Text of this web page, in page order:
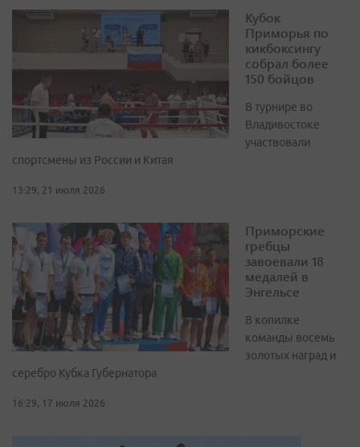
Кубок
Приморья по
кикбоксингу
собрал более
150 бойцов
В турнире во
Владивостоке
участвовали
спортсмены из России и Китая
13:29, 21 июля 2026
Приморские
гребцы
завоевали 18
медалей в
Энгельсе
В копилке
команды восемь
золотых наград и
серебро Кубка Губернатора
16:29, 17 июля 2026